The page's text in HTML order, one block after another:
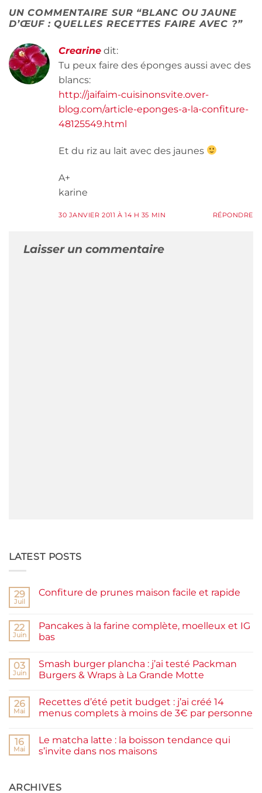
UN COMMENTAIRE SUR “BLANC OU JAUNE
D’ŒUF : QUELLES RECETTES FAIRE AVEC ?”
Crearine dit:
Tu peux faire des éponges aussi avec des
blancs:
http://jaifaim-cuisinonsvite.over-
blog.com/article-eponges-a-la-confiture-
48125549.html
Et du riz au lait avec des jaunes
A+
karine
30 JANVIER 2011 À 14 H 35 MIN RÉPONDRE
Laisser un commentaire
LATEST POSTS
29
Juil
Confiture de prunes maison facile et rapide
Confiture
de
prunes
et
rapide
22
Juin
Pancakes à la farine complète, moelleux et IG
bas
sur
Pancakes
à
complète,
moelleux
et
03
Juin
Smash burger plancha : j’ai testé Packman
Burgers & Wraps à La Grande Motte
sur
Smash
burger
testé
Packman
Burgers &
Grande
26
Mai
Recettes d’été petit budget : j’ai créé 14
menus complets à moins de 3€ par personne
sur
Recettes
d’été
j’ai
16
Mai
Le matcha latte : la boisson tendance qui
s’invite dans nos maisons
Le
ARCHIVES